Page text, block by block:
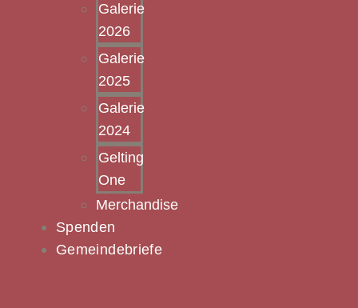
Galerie
2026
Galerie
2025
Galerie
2024
Gelting
One
Merchandise
Spenden
Gemeindebriefe